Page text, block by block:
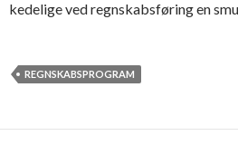
kedelige ved regnskabsføring en
REGNSKABSPROGRAM